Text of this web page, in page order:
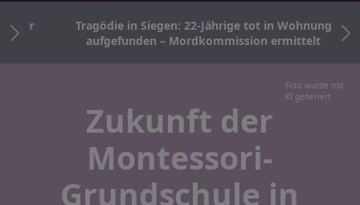
Tragödie in Siegen: 22-Jährige tot in Wohnung
aufgefunden – Mordkommission ermittelt
Foto wurde mit
KI generiert
Zukunft der
Montessori-
Grundschule in